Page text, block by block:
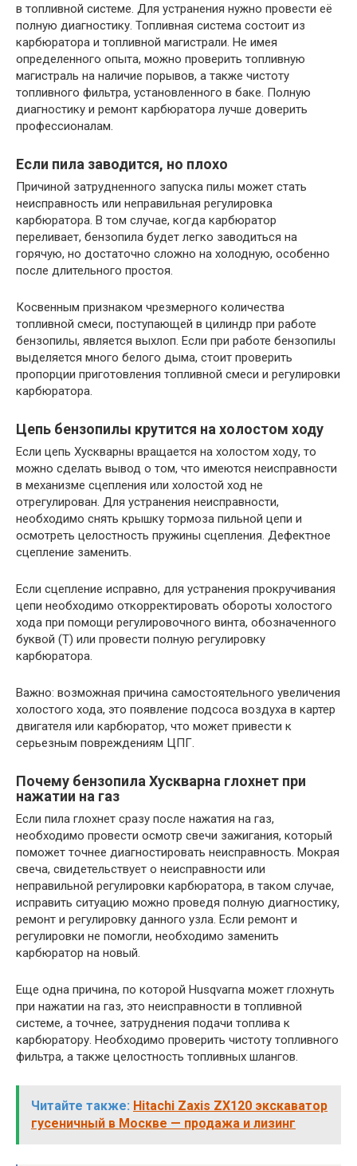
в топливной системе. Для устранения нужно провести её
полную диагностику. Топливная система состоит из
карбюратора и топливной магистрали. Не имея
определенного опыта, можно проверить топливную
магистраль на наличие порывов, а также чистоту
топливного фильтра, установленного в баке. Полную
диагностику и ремонт карбюратора лучше доверить
профессионалам.
Если пила заводится, но плохо
Причиной затрудненного запуска пилы может стать
неисправность или неправильная регулировка
карбюратора. В том случае, когда карбюратор
переливает, бензопила будет легко заводиться на
горячую, но достаточно сложно на холодную, особенно
после длительного простоя.
Косвенным признаком чрезмерного количества
топливной смеси, поступающей в цилиндр при работе
бензопилы, является выхлоп. Если при работе бензопилы
выделяется много белого дыма, стоит проверить
пропорции приготовления топливной смеси и регулировки
карбюратора.
Цепь бензопилы крутится на холостом ходу
Если цепь Хускварны вращается на холостом ходу, то
можно сделать вывод о том, что имеются неисправности
в механизме сцепления или холостой ход не
отрегулирован. Для устранения неисправности,
необходимо снять крышку тормоза пильной цепи и
осмотреть целостность пружины сцепления. Дефектное
сцепление заменить.
Если сцепление исправно, для устранения прокручивания
цепи необходимо откорректировать обороты холостого
хода при помощи регулировочного винта, обозначенного
буквой (Т) или провести полную регулировку
карбюратора.
Важно: возможная причина самостоятельного увеличения
холостого хода, это появление подсоса воздуха в картер
двигателя или карбюратор, что может привести к
серьезным повреждениям ЦПГ.
Почему бензопила Хускварна глохнет при
нажатии на газ
Если пила глохнет сразу после нажатия на газ,
необходимо провести осмотр свечи зажигания, который
поможет точнее диагностировать неисправность. Мокрая
свеча, свидетельствует о неисправности или
неправильной регулировки карбюратора, в таком случае,
исправить ситуацию можно проведя полную диагностику,
ремонт и регулировку данного узла. Если ремонт и
регулировки не помогли, необходимо заменить
карбюратор на новый.
Еще одна причина, по которой Husqvarna может глохнуть
при нажатии на газ, это неисправности в топливной
системе, а точнее, затруднения подачи топлива к
карбюратору. Необходимо проверить чистоту топливного
фильтра, а также целостность топливных шлангов.
Читайте также: Hitachi Zaxis ZX120 экскаватор
гусеничный в Москве — продажа и лизинг